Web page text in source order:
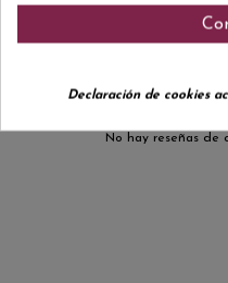
No hay reseñas de
Declaración de cookies